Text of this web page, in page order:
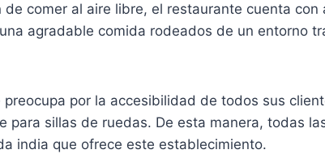
comer al aire libre, el restaurante cuenta con
agradable comida rodeados de un entorno
por la accesibilidad de todos sus
para sillas de ruedas. De esta manera, todas
india que ofrece este establecimiento.